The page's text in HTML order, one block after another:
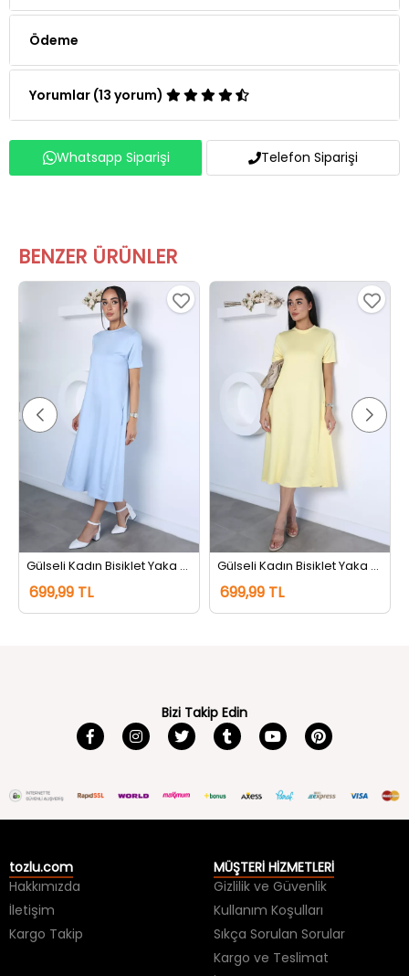
Ödeme
Yorumlar (13 yorum)
Gülseli Kadın Bisiklet Yaka Cepli Elbise Mavi
699,99 TL
Gülseli Kadın Bisiklet Yaka Cepli Elbise Sarı
699,99 TL
Hakkımızda
İletişim
Kargo Takip
Gizlilik ve Güvenlik
Kullanım Koşulları
Sıkça Sorulan Sorular
Kargo ve Teslimat
İade ve Değişim